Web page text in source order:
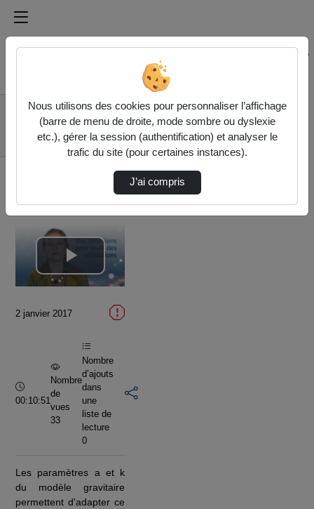
Médiathèque de l'université Paris
Rechercher un média sur Médiathèque de l'université
Accueil
Vidéos
1.6. Des intuitions
pour lever des
Lire
la
vidéo
2 janvier 2017
Durée :
00:10:51
Nombre
de
vues
33
Nombre
d’ajouts
dans
une
liste de
lecture
0
Les paramètres a et k
du modèle gravitaire
permettent d'adapter ce
Nous utilisons des cookies pour personnaliser l’affichage
(barre de menu de droite, mode sombre ou dyslexie
etc.), gérer la session (authentification) et analyser le
trafic du site (pour certaines instances).
J’ai compris